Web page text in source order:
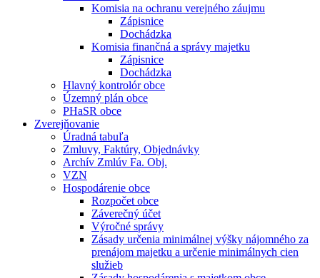
Komisia na ochranu verejného záujmu
Zápisnice
Dochádzka
Komisia finančná a správy majetku
Zápisnice
Dochádzka
Hlavný kontrolór obce
Územný plán obce
PHaSR obce
Zverejňovanie
Úradná tabuľa
Zmluvy, Faktúry, Objednávky
Archív Zmlúv Fa. Obj.
VZN
Hospodárenie obce
Rozpočet obce
Záverečný účet
Výročné správy
Zásady určenia minimálnej výšky nájomného za
prenájom majetku a určenie minimálnych cien
služieb